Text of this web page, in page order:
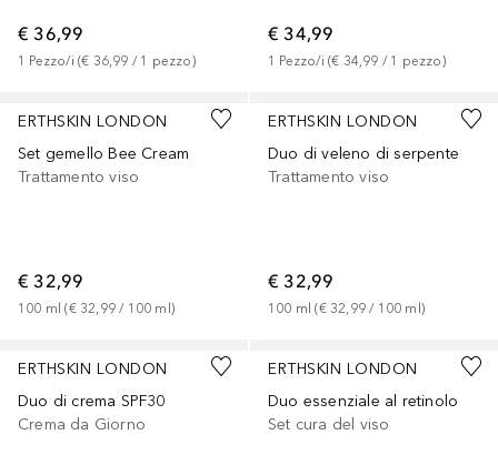
€ 36,99
1 Pezzo/i (€ 36,99 / 1 pezzo)
€ 34,99
1 Pezzo/i (€ 34,99 / 1 pezzo)
ERTHSKIN LONDON
Set gemello Bee Cream
Trattamento viso
€ 32,99
100 ml (€ 32,99 / 100 ml)
ERTHSKIN LONDON
Duo di veleno di serpente
Trattamento viso
€ 32,99
100 ml (€ 32,99 / 100 ml)
ERTHSKIN LONDON
Duo di crema SPF30
Crema da Giorno
ERTHSKIN LONDON
Duo essenziale al retinolo
Set cura del viso